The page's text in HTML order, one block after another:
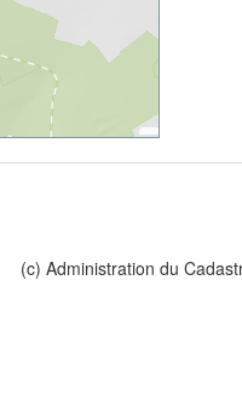
(c) Administration du